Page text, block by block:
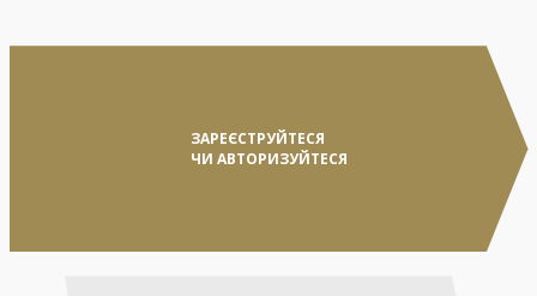
ЗАРЕЄСТРУЙТЕСЯ
ЧИ АВТОРИЗУЙТЕСЯ